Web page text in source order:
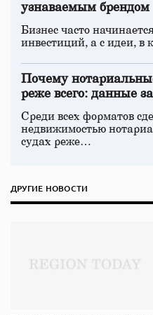
узнаваемым брендом
Бизнес часто
инвестиций, а с идеи, в
Почему
реже всего: данные
Среди всех форматов
недвижимостью
судах реже…
ДРУГИЕ НОВОСТИ